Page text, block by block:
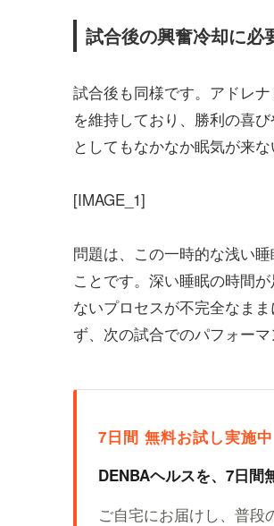
試合後の興奮冷却に必
試合後も同様です。アドレ
を維持しており、勝利の喜
としてもなかなか眠気が来
[IMAGE_1]
問題は、この一時的な浅い
ことです。深い睡眠の時間
ないプロセスが不完全なま
ず、次の試合でのパフォー
7日間 無料お試し実施中
DENBAヘルスを、7日間
ご自宅にお届けし、普段